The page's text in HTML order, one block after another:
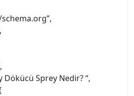
Dökücü Sprey Nedir? “,